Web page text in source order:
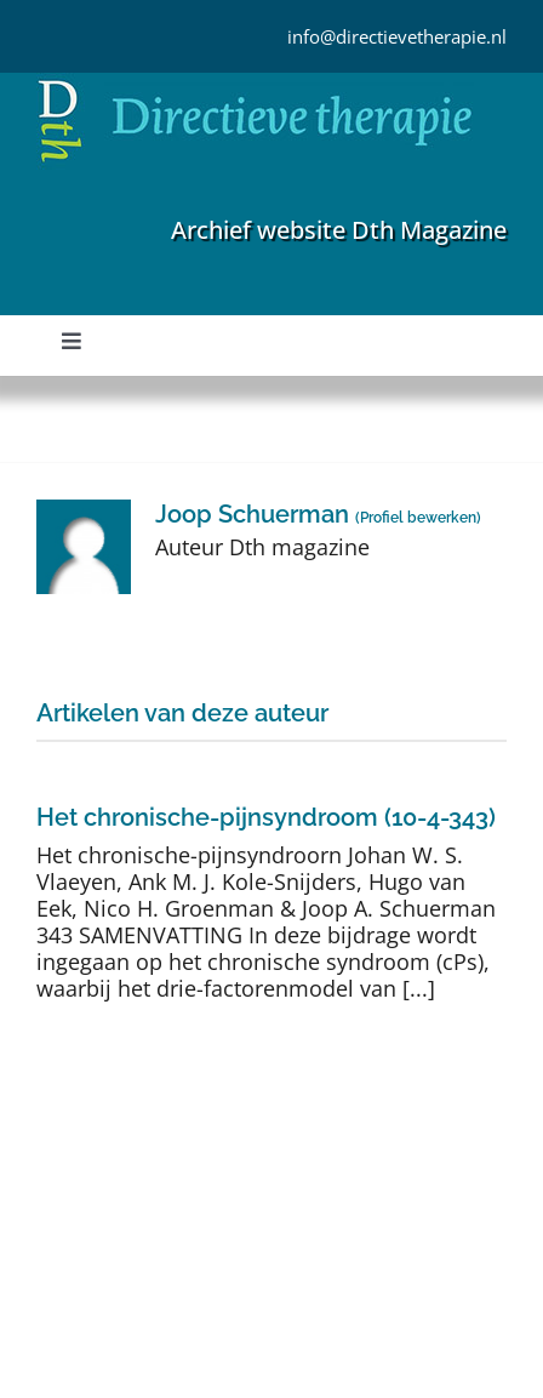
inhoud
info@directievetherapie.nl
Archief website Dth Magazine
Toggle
Navigation
Home
Auteurs
Over Dth
Contact
Joop Schuerman ( Profiel bewerken)
Auteur Dth magazine
Artikelen van deze auteur
Het chronische-pijnsyndroom (10-4-343)
Het chronische-pijnsyndroorn Johan W. S.
Vlaeyen, Ank M. J. Kole-Snijders, Hugo van
Eek, Nico H. Groenman & Joop A. Schuerman
343 SAMENVATTING In deze bijdrage wordt
ingegaan op het chronische syndroom (cPs),
waarbij het drie-factorenmodel van [...]